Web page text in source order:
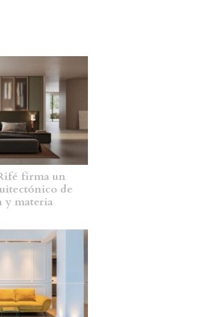
firma un
de
y materia